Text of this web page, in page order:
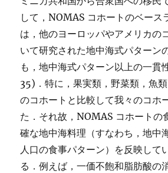
して，NOMAS コホートのベース
は，他のヨーロッパやアメリカの
いて研究された地中海式パターン
も，地中海式パターン以上の一貫
35)．特に，果実類，野菜類，魚
のコホートと比較して我々のコホ
た．それ故，NOMAS コホートの
確な地中海料理（すなわち，地中
人口の食事パターン）を反映して
る．例えば，一価不飽和脂肪酸の